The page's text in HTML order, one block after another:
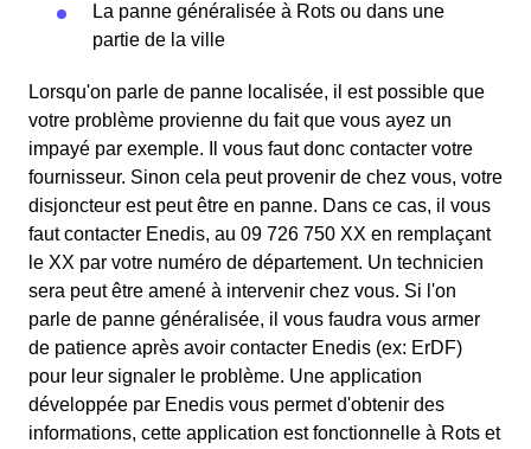
La panne généralisée à Rots ou dans une
partie de la ville
Lorsqu'on parle de panne localisée, il est possible que
votre problème provienne du fait que vous ayez un
impayé par exemple. Il vous faut donc contacter votre
fournisseur. Sinon cela peut provenir de chez vous, votre
disjoncteur est peut être en panne. Dans ce cas, il vous
faut contacter Enedis, au 09 726 750 XX en remplaçant
le XX par votre numéro de département. Un technicien
sera peut être amené à intervenir chez vous. Si l'on
parle de panne généralisée, il vous faudra vous armer
de patience après avoir contacter Enedis (ex: ErDF)
pour leur signaler le problème. Une application
développée par Enedis vous permet d'obtenir des
informations, cette application est fonctionnelle à Rots et